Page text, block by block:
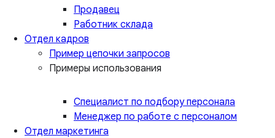
Продавец
Работник склада
Отдел кадров
Пример цепочки запросов
Примеры использования
Специалист по подбору персонала
Менеджер по работе с персоналом
Отдел маркетинга